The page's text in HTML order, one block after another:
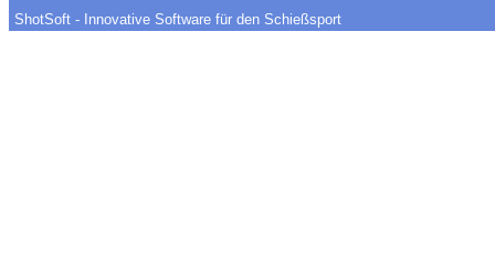
ShotSoft - Innovative Software für den Schießsport